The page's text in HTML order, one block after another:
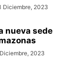
Diciembre, 2023
nueva sede
2023